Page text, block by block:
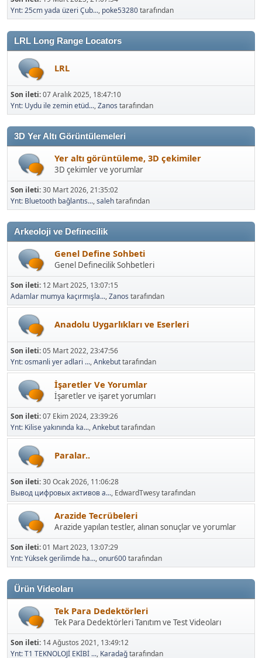
LRL Long Range Locators
Son ileti:07 Aralık 2025, 18:47:10
Ynt: Uydu ile zemin etüd...,Zanostarafından
3D Yer Altı Görüntülemeleri
Yer altı görüntüleme, 3D çekimiler
3D çekimler ve yorumlar
Son ileti:30 Mart 2026, 21:35:02
Ynt: Bluetooth bağlantıs...,salehtarafından
Arkeoloji ve Definecilik
Genel Define Sohbeti
Genel Definecilik Sohbetleri
Son ileti:12 Mart 2025, 13:07:15
Adamlar mumya kaçırmışla...,Zanos
Son ileti:05 Mart 2022, 23:47:56
Ynt: osmanli yer adlari ...,Ankebut
İşaretler Ve Yorumlar
İşaretler ve işaret yorumları
Son ileti:07 Ekim 2024, 23:39:26
Ynt: Kilise yakınında ka...,Ankebut
Son ileti:30 Ocak 2026, 11:06:28
Вывод цифровых активов а..., EdwardTwesy tarafından
Arazide Tecrübeleri
Arazide yapılan testler, alınan sonuçlar ve yorumlar
Son ileti:01 Mart 2023, 13:07:29
Ynt: Yüksek gerilimde ha...,onur600
Ürün Videoları
Tek Para Dedektörleri
Tek Para Dedektörleri Tanıtım ve Test Videoları
Son ileti:14 Ağustos 2021, 13:49:12
Ynt: T1 TEKNOLOJİ EKİBİ ..., Karadağtarafından